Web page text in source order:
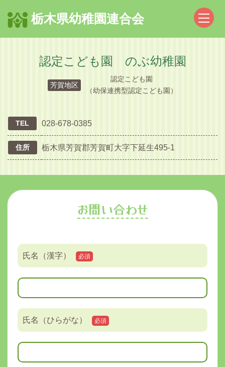
栃木県幼稚園連合会
認定こども園 のぶ幼稚園
芳賀地区
認定こども園
（幼保連携型認定こども園）
TEL 028-678-0385
住所 栃木県芳賀郡芳賀町大字下延生495-1
お問い合わせ
氏名（漢字） 必須
氏名（ひらがな） 必須